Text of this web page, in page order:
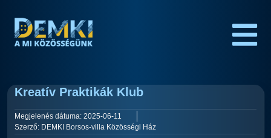
Kreatív Praktikák Klub
Megjelenés dátuma: 2025-06-11
Szerző: DEMKI Borsos-villa Közösségi Ház